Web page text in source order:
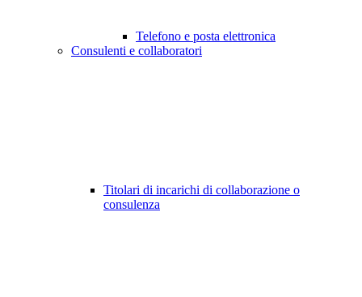
Telefono e posta elettronica
Consulenti e collaboratori
Titolari di incarichi di collaborazione o
consulenza